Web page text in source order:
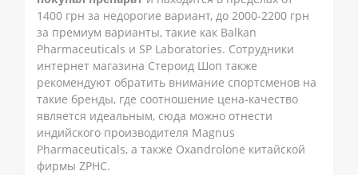
1400 грн за недорогие вариант, до 2000-2200 грн
за премиум варианты, такие как Balkan
Pharmaceuticals и SP Laboratories. Сотрудники
интернет магазина Стероид Шоп также
рекомендуют обратить внимание спортсменов на
такие бренды, где соотношение цена-качество
является идеальным, сюда можно отнести
индийского производителя Magnus
Pharmaceuticals, а также Oxandrolone китайской
фирмы ZPHC.